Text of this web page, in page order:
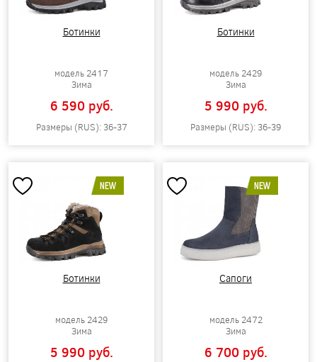
Ботинки
модель 2417
Зима
6 590 pуб.
Размеры (RUS): 36-37
Ботинки
модель 2429
Зима
5 990 pуб.
Размеры (RUS): 36-39
NEW
Ботинки
модель 2429
Зима
5 990 pуб.
NEW
Сапоги
модель 2472
Зима
6 700 pуб.